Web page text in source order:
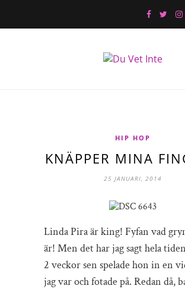
HIP HOP
KNÄPPER MINA
25 JANUARI, 2014
Linda Pira är king! Fyfan vad
är! Men det har jag sagt hela
2 veckor sen spelade hon in en
jag var och fotade på. Redan då,